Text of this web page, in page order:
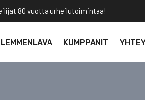
80 vuotta urheilutoimintaa!
LEMMENLAVA KUMPPANIT